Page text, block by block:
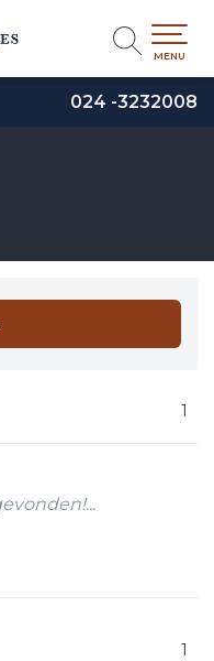
024 -3232008
MENU
1
1